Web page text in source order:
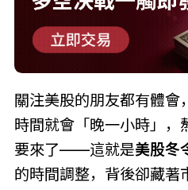
關注美股的朋友都有體會
時間就會「晚一小時」，
要來了——這就是美股冬
的時間調整，背後卻藏著